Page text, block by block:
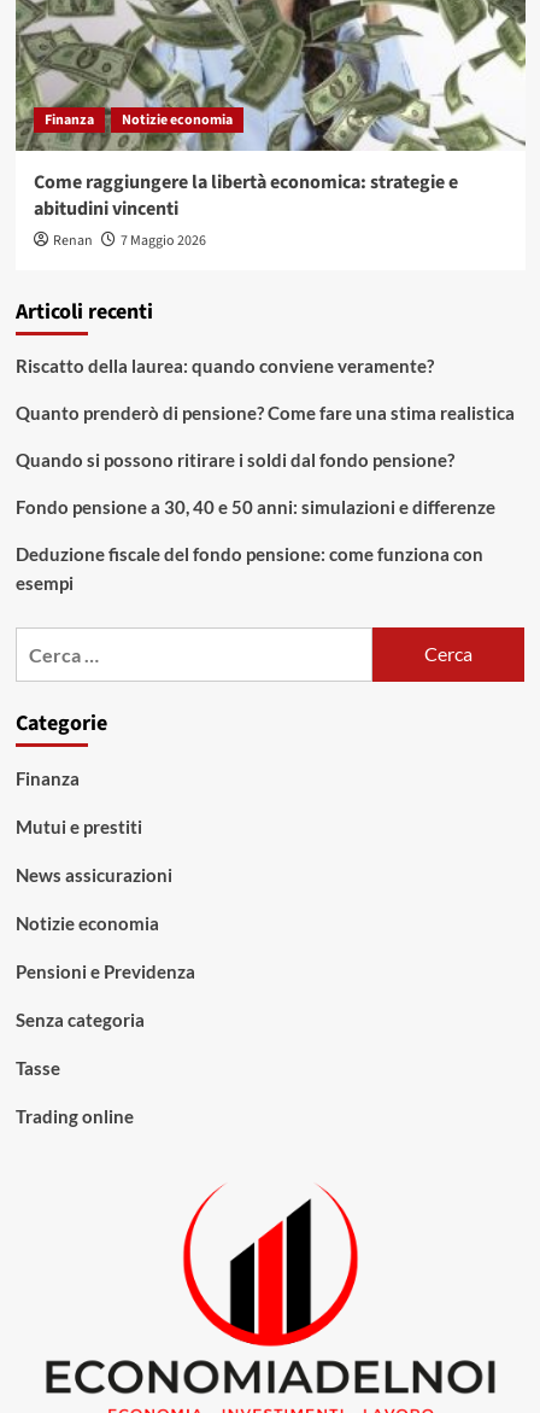
Finanza Notizie economia
Come raggiungere la libertà economica: strategie e
abitudini vincenti
Renan 7 Maggio 2026
Articoli recenti
Riscatto della laurea: quando conviene veramente?
Quanto prenderò di pensione? Come fare una stima realistica
Quando si possono ritirare i soldi dal fondo pensione?
Fondo pensione a 30, 40 e 50 anni: simulazioni e differenze
Deduzione fiscale del fondo pensione: come funziona con
esempi
Categorie
Finanza
Mutui e prestiti
News assicurazioni
Notizie economia
Pensioni e Previdenza
Senza categoria
Tasse
Trading online